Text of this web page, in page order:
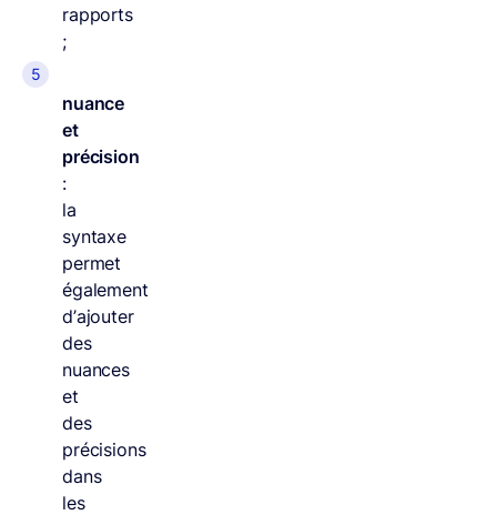
rapports
;
nuance
et
précision
:
la
syntaxe
permet
également
d’ajouter
des
nuances
et
des
précisions
dans
les